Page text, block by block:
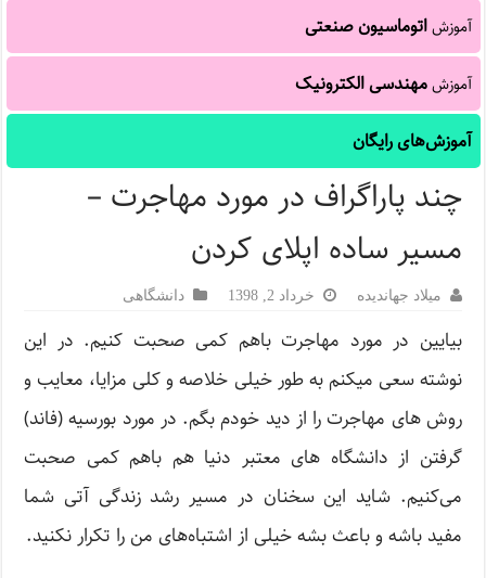
آموزشاتوماسیون صنعتی
آموزشمهندسی الکترونیک
آموزش‌های رایگان
چند پاراگراف در مورد مهاجرت –
مسیر ساده اپلای کردن
میلاد جهاندیده خرداد 2, 1398 دانشگاهی
بیایین در مورد مهاجرت باهم کمی صحبت کنیم. در این
نوشته سعی میکنم به طور خیلی خلاصه و کلی مزایا، معایب و
روش های مهاجرت را از دید خودم بگم. در مورد بورسیه (فاند)
گرفتن از دانشگاه های معتبر دنیا هم باهم کمی صحبت
می‌کنیم. شاید این سخنان در مسیر رشد زندگی آتی شما
مفید باشه و باعث بشه خیلی از اشتباه‌های من را تکرار نکنید.